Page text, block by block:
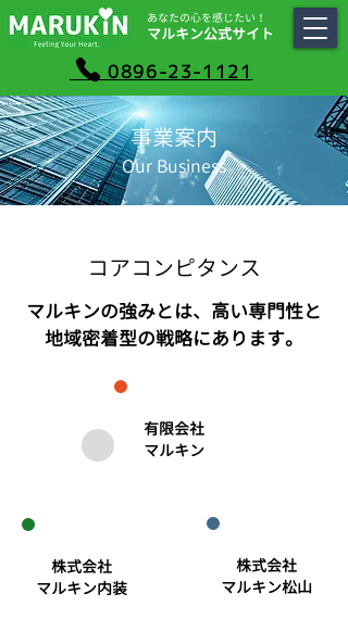
​あなたの心を感じたい！
マルキン公式サイト
0896-23-1121
事業案内
Our Business
コアコンピタンス
​マルキンの強みとは、高い​専門性と
地域密着型の戦略にあります。
有限会社
マルキン
株式会社
マルキン松山
株式会社
マルキン内装